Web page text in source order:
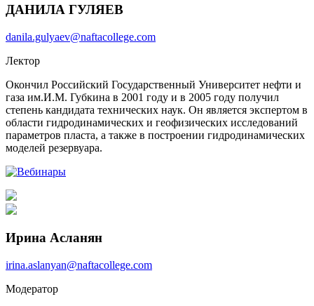
ДАНИЛА ГУЛЯЕВ
danila.gulyaev@naftacollege.com
Лектор
Окончил Российский Государственный Университет нефти и
газа им.И.М. Губкина в 2001 году и в 2005 году получил
степень кандидата технических наук. Он является экспертом в
области гидродинамических и геофизических исследований
параметров пласта, а также в построении гидродинамических
моделей резервуара.
Ирина Асланян
irina.aslanyan@naftacollege.com
Модератор